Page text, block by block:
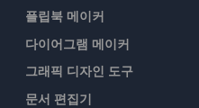
플립북 메이커
다이어그램 메이커
그래픽 디자인 도구
문서 편집기